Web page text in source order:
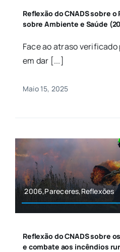
Reflexão do CNADS sobre
sobre Ambiente e Saúde
Face ao atraso
em dar [...]
Maio 15, 2025
2006,Pareceres,Reflexões
Reflexão do CNADS sobre
e combate aos incêndios